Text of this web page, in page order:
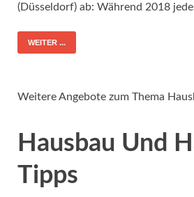
(Düsseldorf) ab: Während 2018
WEITER ...
Weitere Angebote zum Thema
Hausbau Und
Tipps